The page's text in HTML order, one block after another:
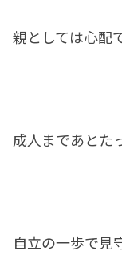
親としては心配
成人まであとた
自立の一歩で見